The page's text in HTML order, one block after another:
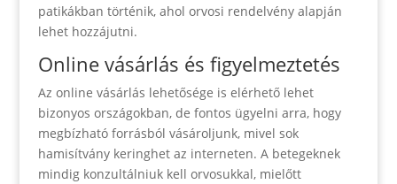
patikákban történik, ahol orvosi rendelvény alapján
lehet hozzájutni.
Online vásárlás és figyelmeztetés
Az online vásárlás lehetősége is elérhető lehet
bizonyos országokban, de fontos ügyelni arra, hogy
megbízható forrásból vásároljunk, mivel sok
hamisítvány keringhet az interneten. A betegeknek
mindig konzultálniuk kell orvosukkal, mielőtt